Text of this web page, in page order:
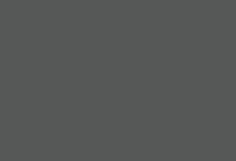
önskelista